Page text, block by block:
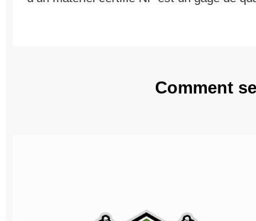
Comment